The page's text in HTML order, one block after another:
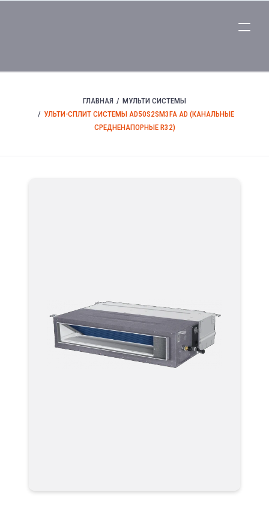
ГЛАВНАЯ
МУЛЬТИ СИСТЕМЫ
УЛЬТИ-СПЛИТ СИСТЕМЫ AD50S2SM3FA AD (КАНАЛЬНЫЕ
СРЕДНЕНАПОРНЫЕ R32)